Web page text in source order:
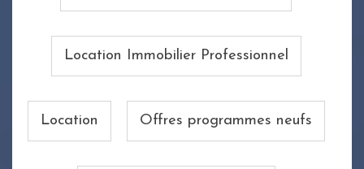
Location Immobilier Professionnel
Location Offres programmes neufs